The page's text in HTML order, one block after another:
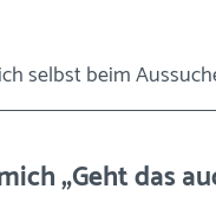
selbst beim
„Geht das